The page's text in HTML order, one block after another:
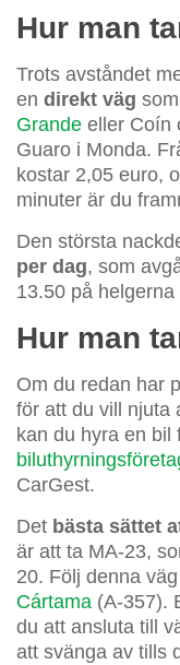
Hur man
Trots avståndet
en direkt väg
Grande eller Coín
Guaro i Monda.
kostar 2,05 euro,
minuter är du
Den största
per dag, som
13.50 på
Hur man
Om du redan har
för att du vill njuta
kan du hyra en bil
CarGest.
Det bästa sättet
är att ta MA-23,
20. Följ denna
Cártama (A-357).
du att ansluta till
att svänga av tills